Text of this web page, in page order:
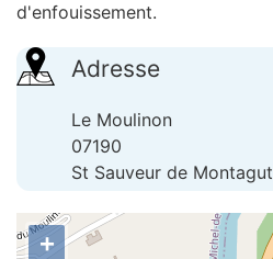
d'enfouissement.
Adresse
Le Moulinon
07190
St Sauveur de Montagut
+